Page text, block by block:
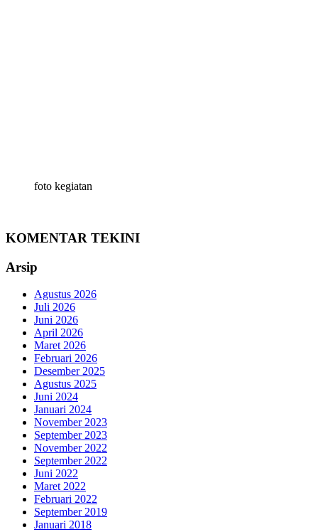
foto kegiatan
KOMENTAR TEKINI
Arsip
Agustus 2026
Juli 2026
Juni 2026
April 2026
Maret 2026
Februari 2026
Desember 2025
Agustus 2025
Juni 2024
Januari 2024
November 2023
September 2023
November 2022
September 2022
Juni 2022
Maret 2022
Februari 2022
September 2019
Januari 2018